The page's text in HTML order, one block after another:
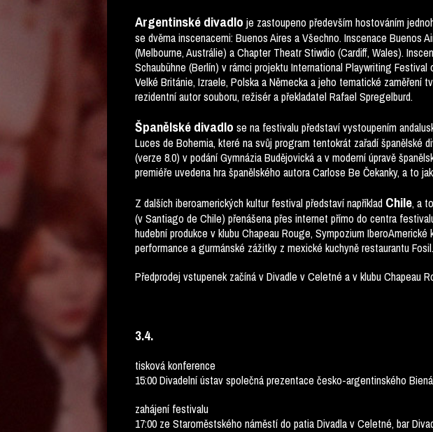
Argentinské divadlo je zastoupeno především hostováním
se dvěma inscenacemi: Buenos Aires a Všechno. Inscenace Buenos
(Melbourne, Austrálie) a Chapter Theatr Stiwdio (Cardiff, Wales).
Schaubühne (Berlín) v rámci projektu International Playwriting
Velké Británie, Izraele, Polska a Německa a jeho tematické zaměření
rezidentní autor souboru, režisér a překladatel Rafael Spregelburd.
Španělské divadlo se na festivalu představí vystoupením
Luces de Bohemia, které na svůj program tentokrát zařadí španělské
(verze 8.0) v podání Gymnázia Budějovická a v moderní úpravě
premiéře uvedena hra španělského autora Carlose Be Čekanky, a to
Z dalších iberoamerických kultur festival představí například Chile, a
(v Santiago de Chile) přenášena přes internet přímo do centra
hudební produkce v klubu Chapeau Rouge, Sympozium
performance a gurmánské zážitky z mexické kuchyně restaurantu Fosil.
Předprodej vstupenek začíná v Divadle v Celetné a v klubu Chapeau
3.4.
tisková konference
15:00 Divadelní ústav společná prezentace česko-argentinského
zahájení festivalu
17:00 ze Staroměstského náměstí do patia Divadla v Celetné, bar